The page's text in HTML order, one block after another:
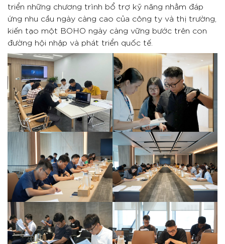
triển những chương trình bổ trợ kỹ năng nhằm đáp
ứng nhu cầu ngày càng cao của công ty và thị trường,
kiến tạo một BOHO ngày càng vững bước trên con
đường hội nhập và phát triển quốc tế.